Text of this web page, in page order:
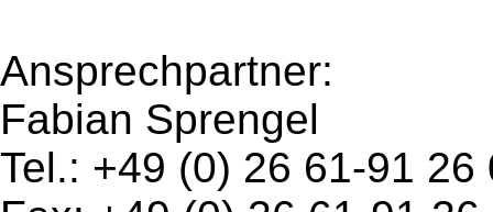
Ansprechpartner:
Fabian Sprengel
Tel.: +49 (0) 26 61-91 26